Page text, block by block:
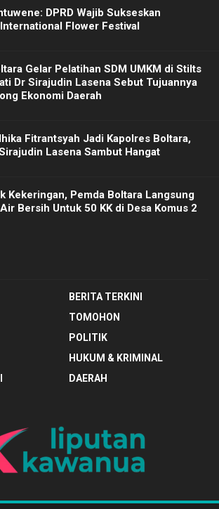
DPRD Wajib Sukseskan
Flower Festival
Gelar Pelatihan SDM UMKM di Stilts
Dr Sirajudin Lasena Sebut Tujuannya
Ekonomi Daerah
Fitrantsyah Jadi Kapolres Boltara,
Lasena Sambut Hangat
Kekeringan, Pemda Boltara Langsung
Bersih Untuk 50 KK di Desa Komus 2
BERITA TERKINI
TOMOHON
POLITIK
HUKUM & KRIMINAL
DAERAH